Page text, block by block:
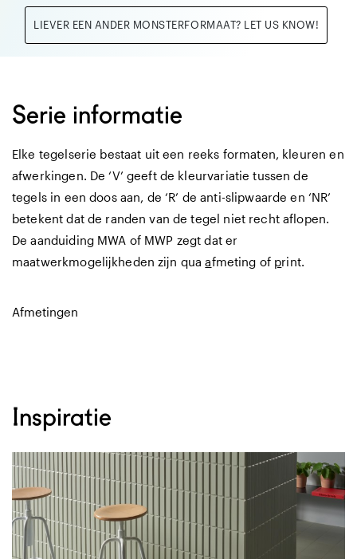
LIEVER EEN ANDER MONSTERFORMAAT? LET US KNOW!
Serie informatie
Elke tegelserie bestaat uit een reeks formaten, kleuren en
afwerkingen. De ‘V’ geeft de kleurvariatie tussen de
tegels in een doos aan, de ‘R’ de anti-slipwaarde en ‘NR’
betekent dat de randen van de tegel niet recht aflopen.
De aanduiding MWA of MWP zegt dat er
maatwerkmogelijkheden zijn quaafmeting of print.
Afmetingen
Inspiratie